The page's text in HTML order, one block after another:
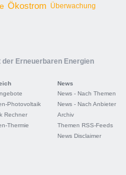
Ökostrom Überwachung
der Erneuerbaren Energien
Photovoltaik
Rechner
Thermie
News
News - Nach Themen
News - Nach Anbieter
Archiv
Themen RSS-Feeds
News Disclaimer